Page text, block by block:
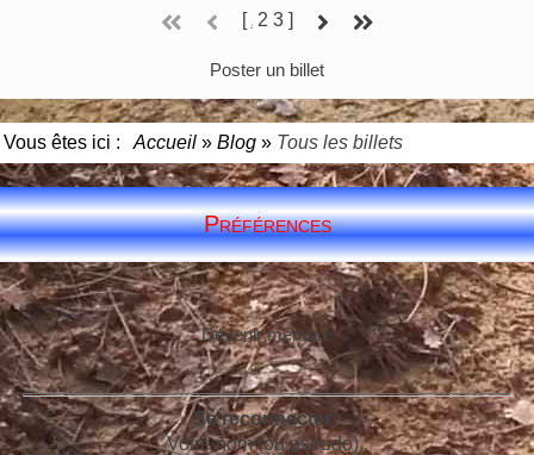
[ 2 3]
Poster un billet
Vous êtes ici : Accueil»Blog » Tous les billets
Préférences
Devenir membre
Se reconnecter :
Votre nom (ou pseudo) :